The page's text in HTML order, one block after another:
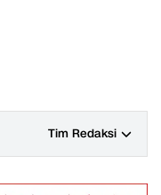
Tim Redaksi